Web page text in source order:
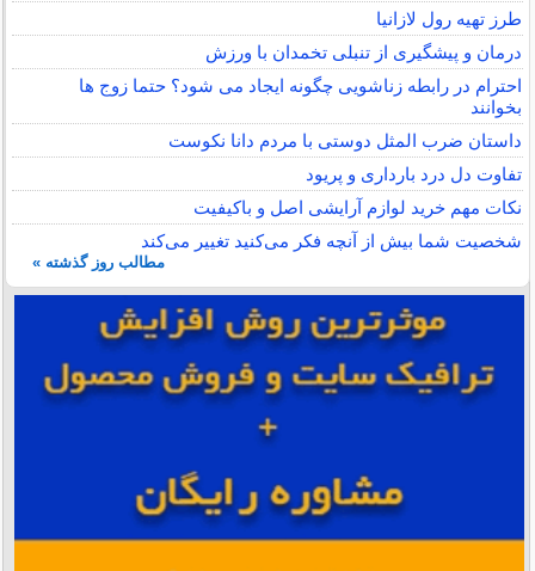
طرز تهیه رول لازانیا
درمان و پیشگیری از تنبلی تخمدان با ورزش
احترام در رابطه زناشویی چگونه ایجاد می شود؟ حتما زوج ها
بخوانند
داستان ضرب المثل دوستی با مردم دانا نكوست
تفاوت دل درد بارداری و پریود
نکات مهم خرید لوازم آرایشی اصل و باکیفیت
شخصیت شما بیش از آنچه فکر می‌کنید تغییر می‌کند
مطالب روز گذشته »